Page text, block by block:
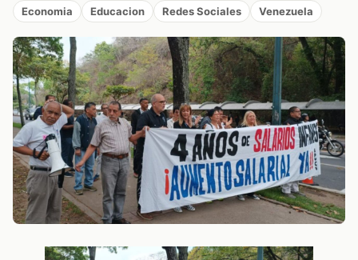
Economia Educacion Redes Sociales Venezuela